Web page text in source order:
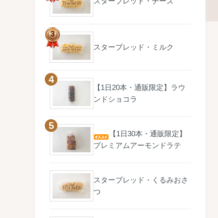
スターブレッド・ミルク
【1日20本・通販限定】ラウ
ンドショコラ
【1日30本・通販限定】
プレミアムアーモンドラテ
スターブレッド・くるみおさ
つ